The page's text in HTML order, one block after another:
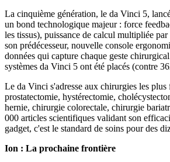
La cinquième génération, le da Vinci 5,
un bond technologique majeur : force
les tissus), puissance de calcul multipliée
son prédécesseur, nouvelle console
données qui capture chaque geste
systèmes da Vinci 5 ont été placés (contre
Le da Vinci s'adresse aux chirurgies les plus
prostatectomie, hystérectomie,
hernie, chirurgie colorectale, chirurgie
000 articles scientifiques validant son
gadget, c'est le standard de soins pour des
Ion : La prochaine frontière